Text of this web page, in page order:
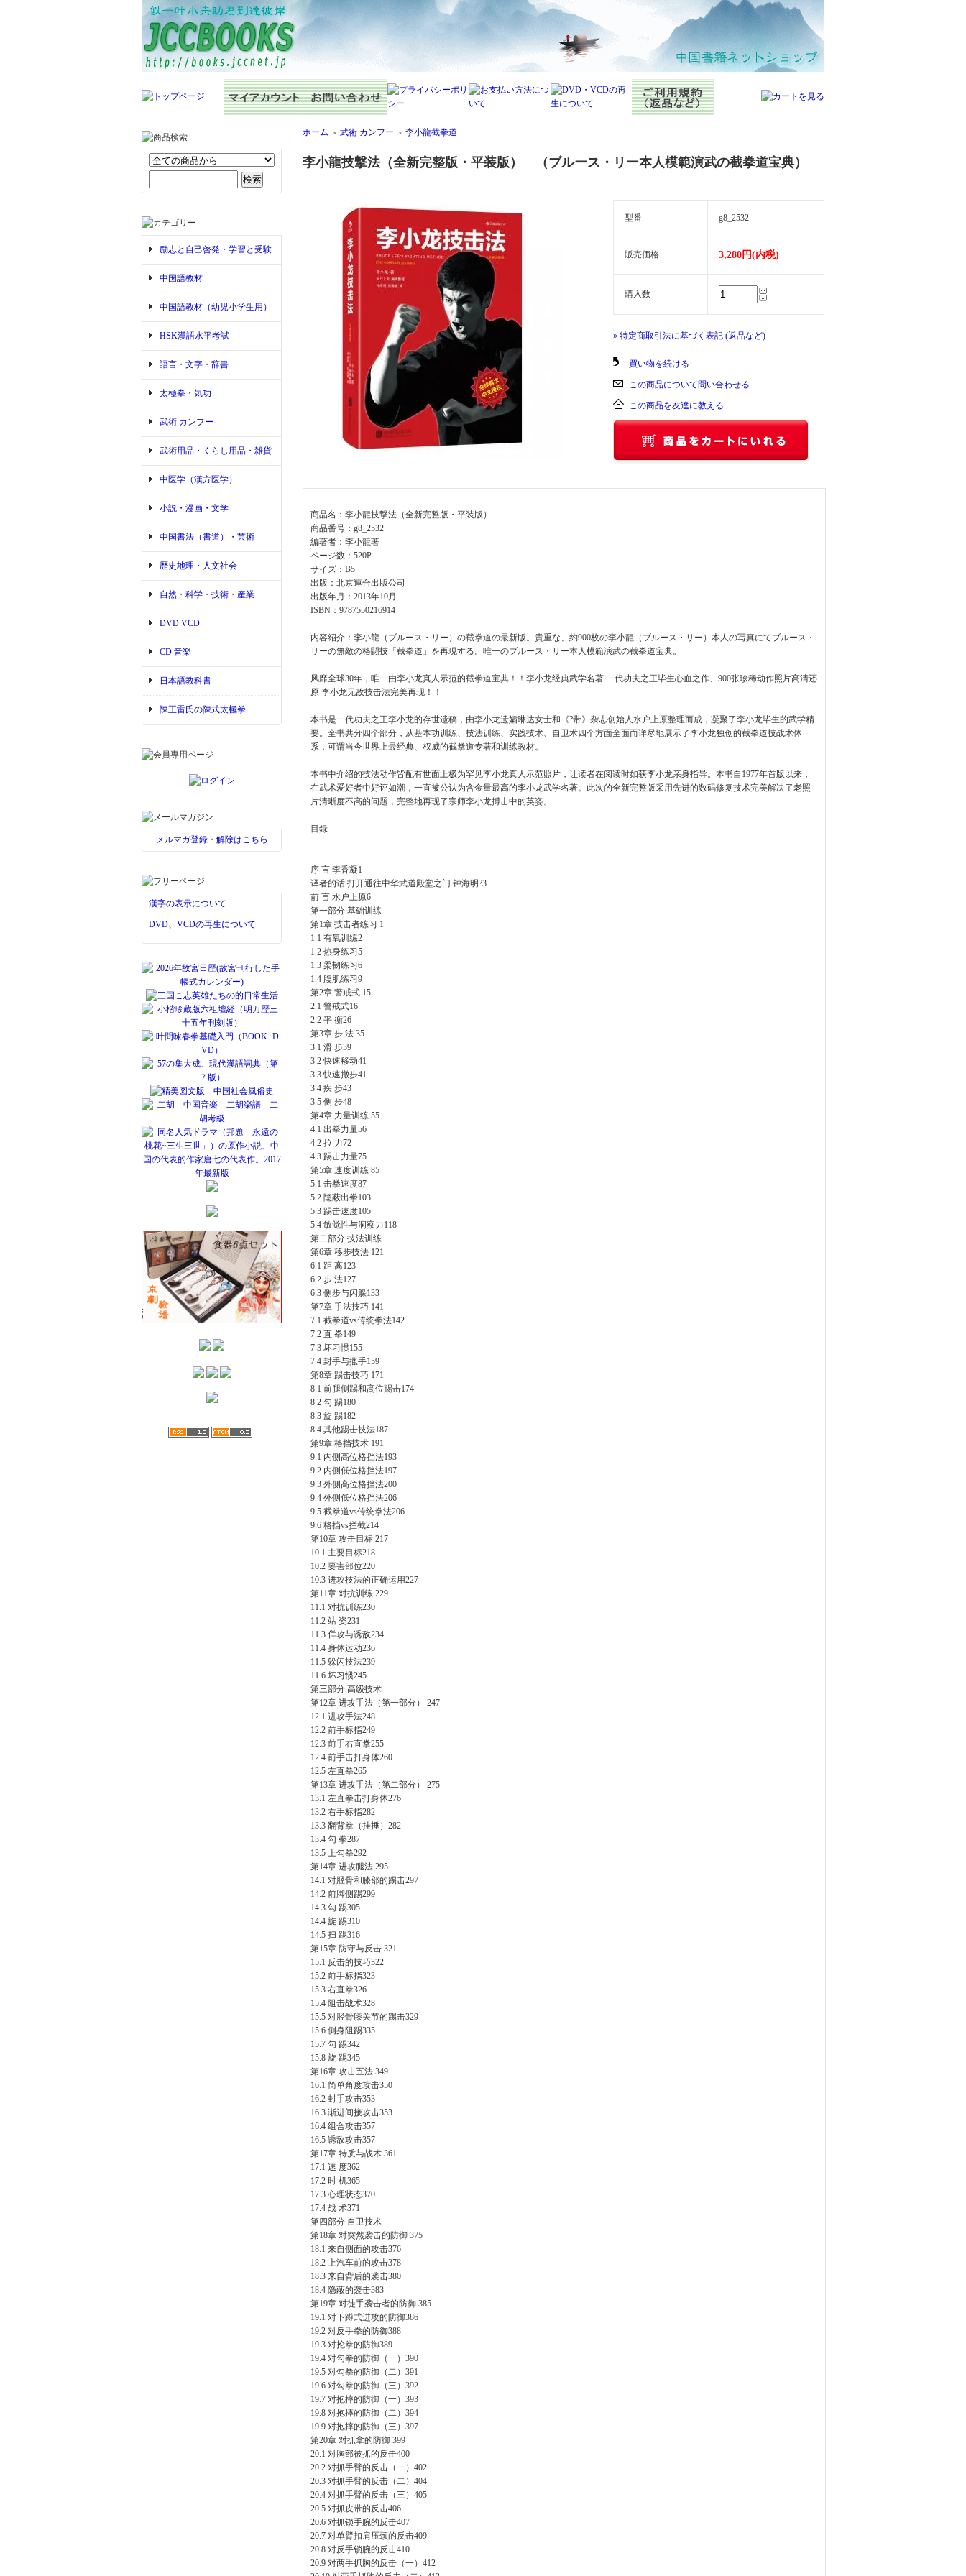
励志と自己啓発・学習と受験
中国語教材
中国語教材（幼児小学生用）
HSK漢語水平考試
語言・文字・辞書
太極拳・気功
武術 カンフー
武術用品・くらし用品・雑貨
中医学（漢方医学）
小説・漫画・文学
中国書法（書道）・芸術
歴史地理・人文社会
自然・科学・技術・産業
DVD VCD
CD 音楽
日本語教科書
陳正雷氏の陳式太極拳
メルマガ登録・解除はこちら
漢字の表示について
DVD、VCDの再生について
ホーム ＞ 武術 カンフー ＞ 李小龍截拳道
李小龍技撃法（全新完整版・平装版） （ブルース・リー本人模範演武の截拳道宝典）
型番 g8_2532
販売価格 3,280円(内税)
購入数
» 特定商取引法に基づく表記 (返品など)
買い物を続ける
この商品について問い合わせる
この商品を友達に教える
商品名：李小龍技撃法（全新完整版・平装版）
商品番号：g8_2532
編著者：李小龍著
ページ数：520P
サイズ：B5
出版：北京連合出版公司
出版年月：2013年10月
ISBN：9787550216914
内容紹介：李小龍（ブルース・リー）の截拳道の最新版。貴重な、約900枚の李小龍（ブルース・リー）本人の写真にてブルース・
リーの無敵の格闘技「截拳道」を再現する。唯一のブルース・リー本人模範演武の截拳道宝典。
风靡全球30年，唯一由李小龙真人示范的截拳道宝典！！李小龙经典武学名著 一代功夫之王毕生心血之作、900张珍稀动作照片高清还
原 李小龙无敌技击法完美再现！！
本书是一代功夫之王李小龙的存世遗稿，由李小龙遗孀琳达女士和《?带》杂志创始人水户上原整理而成，凝聚了李小龙毕生的武学精
要。全书共分四个部分，从基本功训练、技法训练、实践技术、自卫术四个方面全面而详尽地展示了李小龙独创的截拳道技战术体
系，可谓当今世界上最经典、权威的截拳道专著和训练教材。
本书中介绍的技法动作皆配有世面上极为罕见李小龙真人示范照片，让读者在阅读时如获李小龙亲身指导。本书自1977年首版以来，
在武术爱好者中好评如潮，一直被公认为含金量最高的李小龙武学名著。此次的全新完整版采用先进的数码修复技术完美解决了老照
片清晰度不高的问题，完整地再现了宗师李小龙搏击中的英姿。
目録
序 言 李香凝1
译者的话 打开通往中华武道殿堂之门 钟海明?3
前 言 水户上原6
第一部分 基础训练
第1章 技击者练习 1
1.1 有氧训练2
1.2 热身练习5
1.3 柔韧练习6
1.4 腹肌练习9
第2章 警戒式 15
2.1 警戒式16
2.2 平 衡26
第3章 步 法 35
3.1 滑 步39
3.2 快速移动41
3.3 快速撤步41
3.4 疾 步43
3.5 侧 步48
第4章 力量训练 55
4.1 出拳力量56
4.2 拉 力72
4.3 踢击力量75
第5章 速度训练 85
5.1 击拳速度87
5.2 隐蔽出拳103
5.3 踢击速度105
5.4 敏觉性与洞察力118
第二部分 技法训练
第6章 移步技法 121
6.1 距 离123
6.2 步 法127
6.3 侧步与闪躲133
第7章 手法技巧 141
7.1 截拳道vs传统拳法142
7.2 直 拳149
7.3 坏习惯155
7.4 封手与擸手159
第8章 踢击技巧 171
8.1 前腿侧踢和高位踢击174
8.2 勾 踢180
8.3 旋 踢182
8.4 其他踢击技法187
第9章 格挡技术 191
9.1 内侧高位格挡法193
9.2 内侧低位格挡法197
9.3 外侧高位格挡法200
9.4 外侧低位格挡法206
9.5 截拳道vs传统拳法206
9.6 格挡vs拦截214
第10章 攻击目标 217
10.1 主要目标218
10.2 要害部位220
10.3 进攻技法的正确运用227
第11章 对抗训练 229
11.1 对抗训练230
11.2 站 姿231
11.3 佯攻与诱敌234
11.4 身体运动236
11.5 躲闪技法239
11.6 坏习惯245
第三部分 高级技术
第12章 进攻手法（第一部分） 247
12.1 进攻手法248
12.2 前手标指249
12.3 前手右直拳255
12.4 前手击打身体260
12.5 左直拳265
第13章 进攻手法（第二部分） 275
13.1 左直拳击打身体276
13.2 右手标指282
13.3 翻背拳（挂捶）282
13.4 勾 拳287
13.5 上勾拳292
第14章 进攻腿法 295
14.1 对胫骨和膝部的踢击297
14.2 前脚侧踢299
14.3 勾 踢305
14.4 旋 踢310
14.5 扫 踢316
第15章 防守与反击 321
15.1 反击的技巧322
15.2 前手标指323
15.3 右直拳326
15.4 阻击战术328
15.5 对胫骨膝关节的踢击329
15.6 侧身阻踢335
15.7 勾 踢342
15.8 旋 踢345
第16章 攻击五法 349
16.1 简单角度攻击350
16.2 封手攻击353
16.3 渐进间接攻击353
16.4 组合攻击357
16.5 诱敌攻击357
第17章 特质与战术 361
17.1 速 度362
17.2 时 机365
17.3 心理状态370
17.4 战 术371
第四部分 自卫技术
第18章 对突然袭击的防御 375
18.1 来自侧面的攻击376
18.2 上汽车前的攻击378
18.3 来自背后的袭击380
18.4 隐蔽的袭击383
第19章 对徒手袭击者的防御 385
19.1 对下蹲式进攻的防御386
19.2 对反手拳的防御388
19.3 对抡拳的防御389
19.4 对勾拳的防御（一）390
19.5 对勾拳的防御（二）391
19.6 对勾拳的防御（三）392
19.7 对抱摔的防御（一）393
19.8 对抱摔的防御（二）394
19.9 对抱摔的防御（三）397
第20章 对抓拿的防御 399
20.1 对胸部被抓的反击400
20.2 对抓手臂的反击（一）402
20.3 对抓手臂的反击（二）404
20.4 对抓手臂的反击（三）405
20.5 对抓皮带的反击406
20.6 对抓锁手腕的反击407
20.7 对单臂扣肩压颈的反击409
20.8 对反手锁腕的反击410
20.9 对两手抓胸的反击（一）412